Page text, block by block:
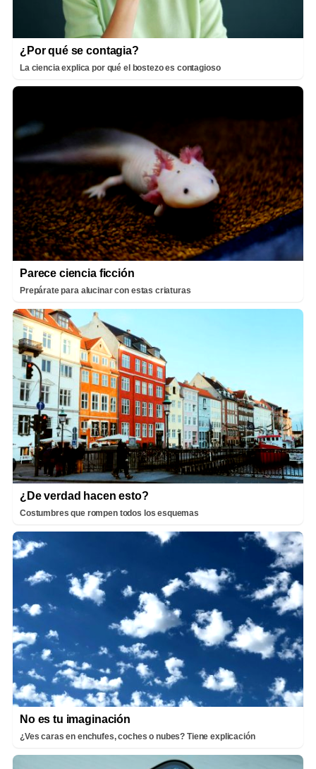
¿Por qué se contagia?
La ciencia explica por qué el bostezo es contagioso
Parece ciencia ficción
Prepárate para alucinar con estas criaturas
¿De verdad hacen esto?
Costumbres que rompen todos los esquemas
No es tu imaginación
¿Ves caras en enchufes, coches o nubes? Tiene explicación